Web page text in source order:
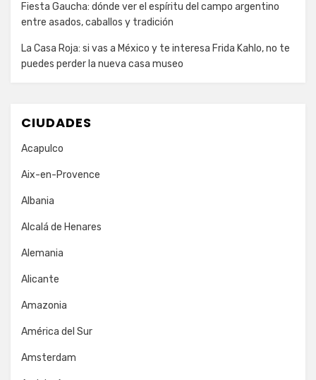
Fiesta Gaucha: dónde ver el espíritu del campo argentino
entre asados, caballos y tradición
La Casa Roja: si vas a México y te interesa Frida Kahlo, no te
puedes perder la nueva casa museo
CIUDADES
Acapulco
Aix-en-Provence
Albania
Alcalá de Henares
Alemania
Alicante
Amazonia
América del Sur
Amsterdam